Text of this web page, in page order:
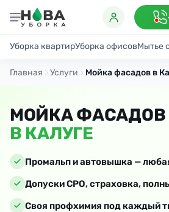
Уборка квартирУборка офисовМытье
ГенеральнаяПоддерживающаяПосле
Главная Услуги Мойка фасадов в
МОЙКА ФАСАДОВ
В КАЛУГЕ
Промальп и автовышка —
Допуски СРО, страховка,
Своя профхимия под каждый